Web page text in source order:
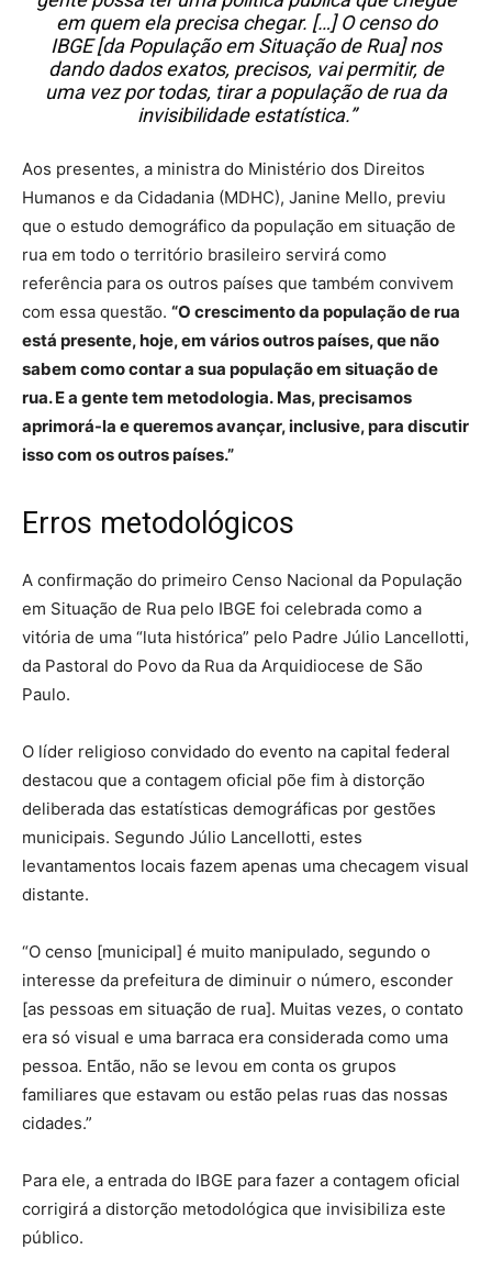
em quem ela precisa chegar. […] O censo do
IBGE [da População em Situação de Rua] nos
dando dados exatos, precisos, vai permitir, de
uma vez por todas, tirar a população de rua da
invisibilidade estatística.”
Aos presentes, a ministra do Ministério dos Direitos
Humanos e da Cidadania (MDHC), Janine Mello, previu
que o estudo demográfico da população em situação de
rua em todo o território brasileiro servirá como
referência para os outros países que também convivem
com essa questão. “O crescimento da população de rua
está presente, hoje, em vários outros países, que não
sabem como contar a sua população em situação de
rua. E a gente tem metodologia. Mas, precisamos
aprimorá-la e queremos avançar, inclusive, para discutir
isso com os outros países.”
Erros metodológicos
A confirmação do primeiro Censo Nacional da População
em Situação de Rua pelo IBGE foi celebrada como a
vitória de uma “luta histórica” pelo Padre Júlio Lancellotti,
da Pastoral do Povo da Rua da Arquidiocese de São
Paulo.
O líder religioso convidado do evento na capital federal
destacou que a contagem oficial põe fim à distorção
deliberada das estatísticas demográficas por gestões
municipais. Segundo Júlio Lancellotti, estes
levantamentos locais fazem apenas uma checagem visual
distante.
“O censo [municipal] é muito manipulado, segundo o
interesse da prefeitura de diminuir o número, esconder
[as pessoas em situação de rua]. Muitas vezes, o contato
era só visual e uma barraca era considerada como uma
pessoa. Então, não se levou em conta os grupos
familiares que estavam ou estão pelas ruas das nossas
cidades.”
Para ele, a entrada do IBGE para fazer a contagem oficial
corrigirá a distorção metodológica que invisibiliza este
público.